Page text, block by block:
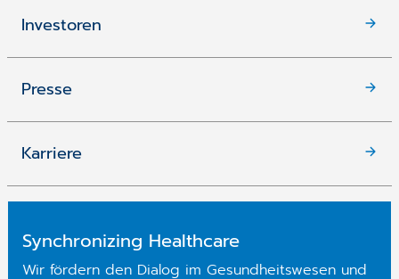
Investoren
Presse
Karriere
Synchronizing Healthcare
Wir fördern den Dialog im Gesundheitswesen und